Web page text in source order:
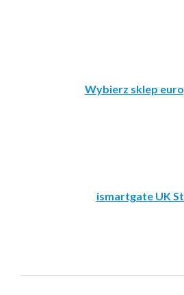
ismartgate UK